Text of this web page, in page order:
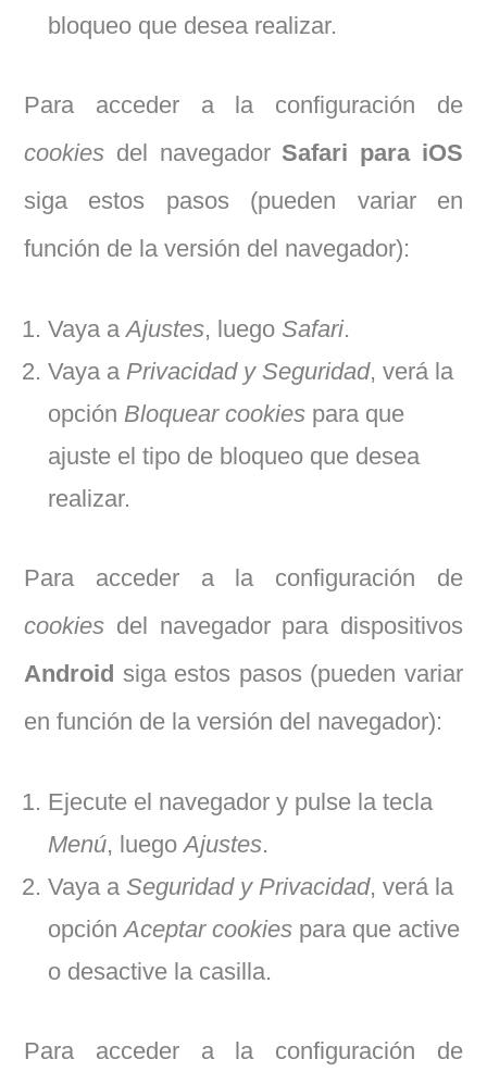
bloqueo que desea realizar.
Para acceder a la configuración de
cookies del navegador Safari para iOS
siga estos pasos (pueden variar en
función de la versión del navegador):
Vaya aAjustes, luego Safari.
Vaya a Privacidad y Seguridad, verá la
opción Bloquear cookies para que
ajuste el tipo de bloqueo que desea
realizar.
Para acceder a la configuración de
cookies del navegador para dispositivos
Android siga estos pasos (pueden variar
en función de la versión del navegador):
Ejecute el navegador y pulse la tecla
Menú, luegoAjustes.
Vaya a Seguridad y Privacidad, verá la
opciónAceptar cookies para que active
o desactive la casilla.
Para acceder a la configuración de